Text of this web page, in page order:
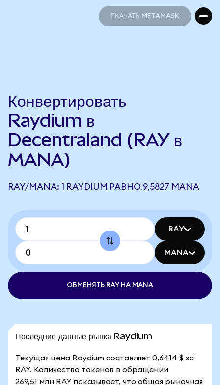
СКАЧАТЬ METAMASK
Конвертировать
Raydium в
Decentraland (RAY в
MANA)
RAY/MANA: 1 RAYDIUM РАВНО 9,5827 MANA
RAY
MANA
ОБМЕНЯТЬ RAY НА MANA
Последние данные рынка Raydium
Текущая цена Raydium составляет 0,6414 $ за
RAY. Количество токенов в обращении
269,51 млн RAY показывает, что общая рыночная